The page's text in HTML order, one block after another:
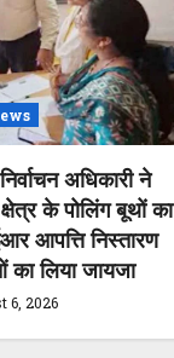
अधिकारी ने
के पोलिंग बूथों का
आपत्ति निस्तारण
का लिया जायजा
6, 2026